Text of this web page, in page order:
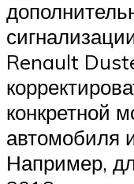
Renault
конкретной
автомобиля
Например,